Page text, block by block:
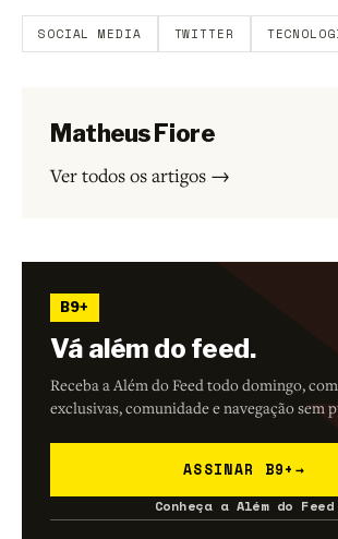
SOCIAL MEDIA TWITTER
Matheus Fiore
Ver todos os artigos →
B9+
Vá além do feed.
Receba a Além do Feed todo domingo,
exclusivas, comunidade e navegação sem
ASSINAR B9+ →
Conheça a Além do Feed